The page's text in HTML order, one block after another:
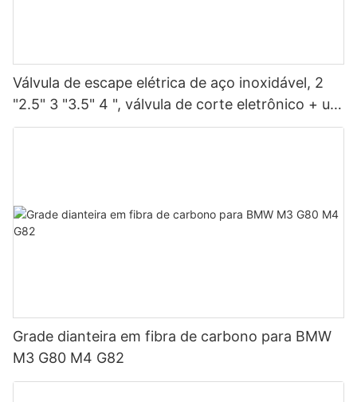
Válvula de escape elétrica de aço inoxidável, 2
"2.5" 3 "3.5" 4 ", válvula de corte eletrônico + um
kit remoto de controle
Grade dianteira em fibra de carbono para BMW
M3 G80 M4 G82